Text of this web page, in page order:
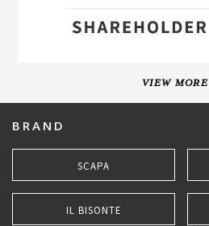
VIEW MORE
BRAND
SCAPA
IL BISONTE